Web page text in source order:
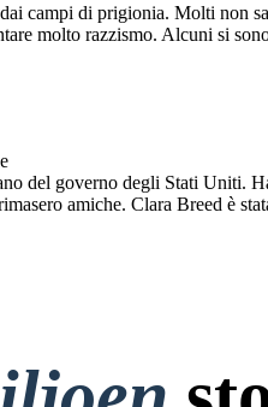
campi di prigionia. Molti non
molto razzismo. Alcuni si
del governo degli Stati Uniti.
amiche. Clara Breed è